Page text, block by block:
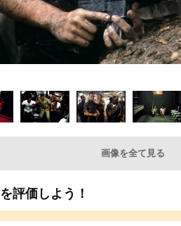
画像を全て見る
を評価しよう！